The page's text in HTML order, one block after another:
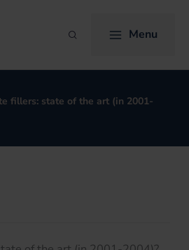
Zoeken Menu
fillers: state of the art (in 2001-